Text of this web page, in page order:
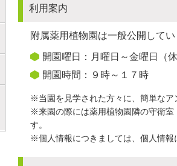
利用案内
附属薬用植物園は一般公開してい
開園曜日：月曜日～金曜日（休
開園時間：９時～１７時
※当園を見学された方々に、簡単なア
※来園の際には薬用植物園隣の守衛室
す。
※個人情報につきましては、個人情報